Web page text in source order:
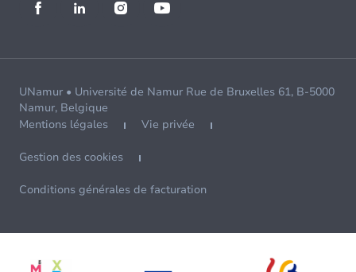
UNamur • Université de Namur Rue de Bruxelles 61, B-5000
Namur, Belgique
Mentions légales
Vie privée
Gestion des cookies
Conditions générales de facturation